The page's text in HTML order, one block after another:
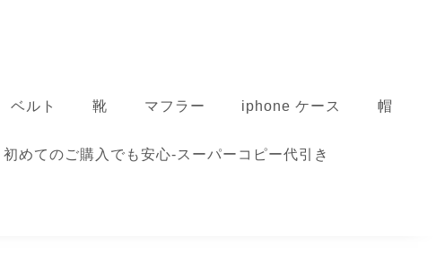
ベルト 靴 マフラー iphone ケース 帽
初めてのご購入でも安心-スーパーコピー代引き